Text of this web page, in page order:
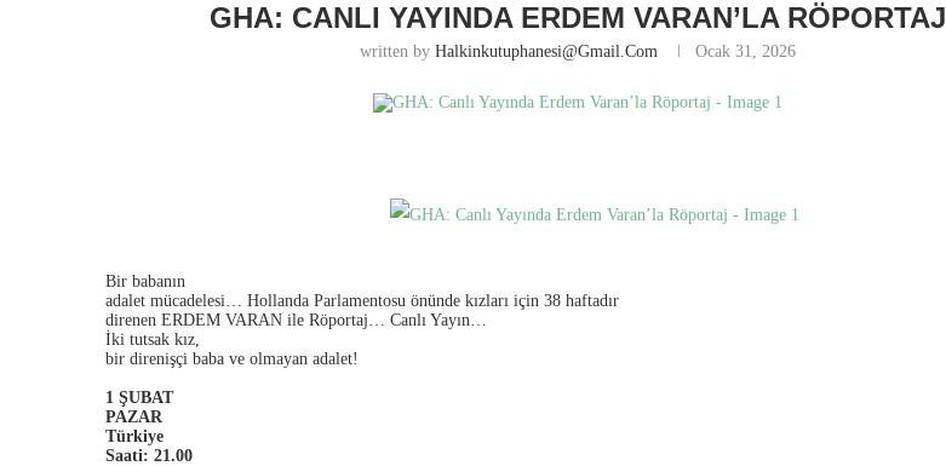
GHA: CANLI YAYINDA ERDEM VARAN’LA RÖPORTAJ
written by Halkinkutuphanesi@gmail.com Ocak 31, 2026
Bir babanın
adalet mücadelesi… Hollanda Parlamentosu önünde kızları için 38 haftadır
direnen ERDEM VARAN ile Röportaj… Canlı Yayın…
İki tutsak kız,
bir direnişçi baba ve olmayan adalet!
1 ŞUBAT
PAZAR
Türkiye
Saati: 21.00